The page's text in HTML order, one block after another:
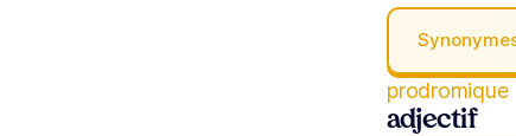
prodromique
adjectif